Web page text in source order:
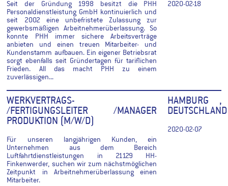
Seit der Gründung 1998 besitzt die PHH
Personaldienstleistung GmbH kontinuierlich und
seit 2002 eine unbefristete Zulassung zur
gewerbsmäßigen Arbeitnehmerüberlassung. So
konnte PHH immer sichere Arbeitsverträge
anbieten und einen treuen Mitarbeiter- und
Kundenstamm aufbauen. Ein eigener Betriebsrat
sorgt ebenfalls seit Gründertagen für tariflichen
Frieden. All das macht PHH zu einem
zuverlässigen...
2020-02-18
WERKVERTRAGS-
/FERTIGUNGSLEITER /MANAGER
PRODUKTION (M/W/D)
Für unseren langjährigen Kunden, ein
Unternehmen aus dem Bereich
Luftfahrtdienstleistungen in 21129 HH-
Finkenwerder, suchen wir zum nächstmöglichen
Zeitpunkt in Arbeitnehmerüberlassung einen
Mitarbeiter.
HAMBURG ,
DEUTSCHLAND
2020-02-07